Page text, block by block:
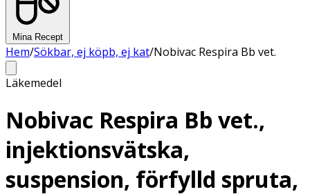
Mina Recept
Hem/Sökbar, ej köpb, ej kat/Nobivac Respira Bb vet.
Läkemedel
Nobivac Respira Bb vet.,
injektionsvätska,
suspension, förfylld spruta,